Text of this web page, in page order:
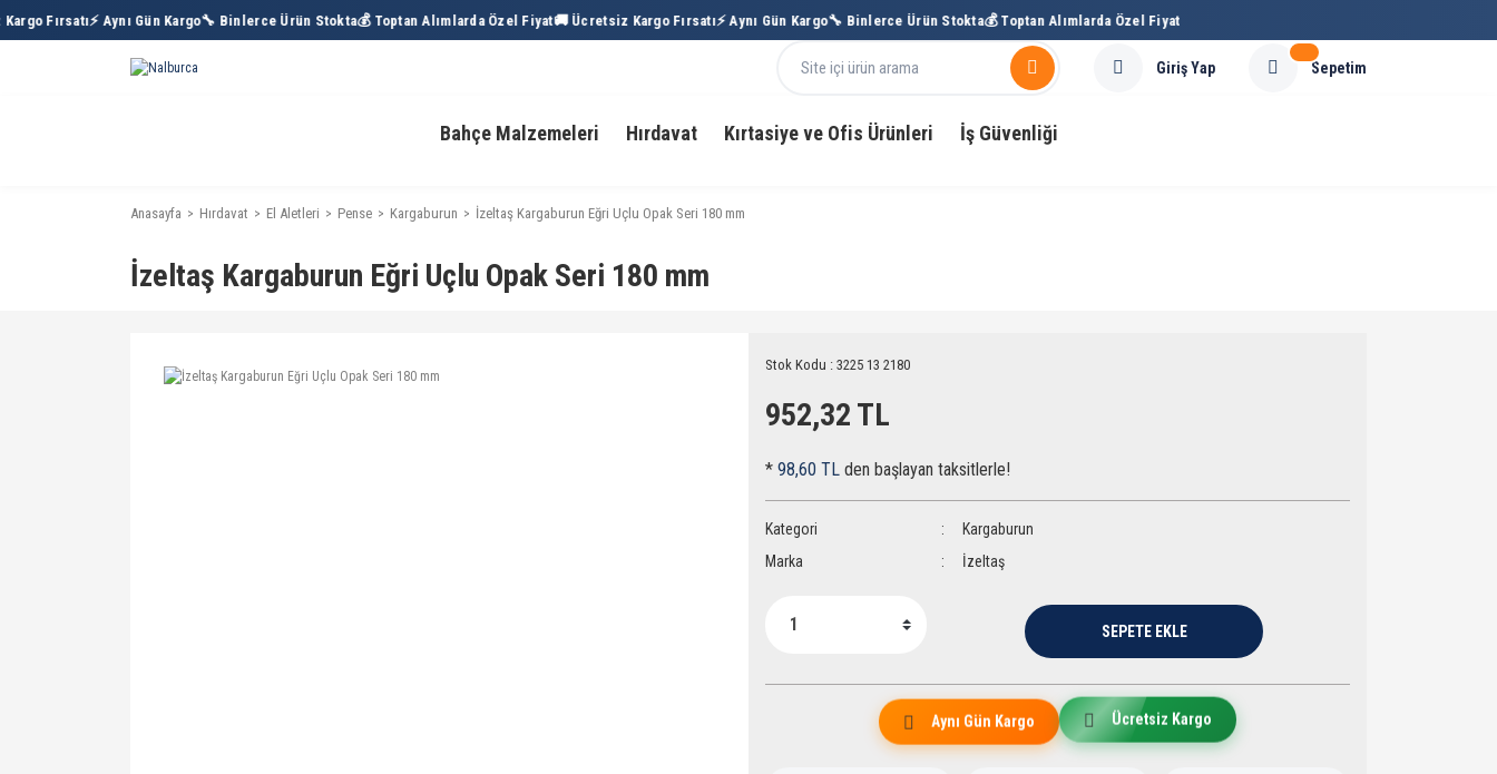
Fırsatı⚡ Aynı Gün Kargo🔧 Binlerce Ürün Stokta💰 Toptan Alımlarda Özel Fiyat🚚 Ücretsiz Kargo Fırsatı⚡ Aynı Gün Kargo🔧 Binlerce Ürün Stokta💰 Toptan Alımlarda Özel Fiyat
Giriş Yap Sepetim
Bahçe Malzemeleri Hırdavat Kırtasiye ve Ofis Ürünleri İş Güvenliği
Anasayfa Hırdavat El Aletleri Pense Kargaburun İzeltaş Kargaburun Eğri Uçlu Opak Seri 180 mm
İzeltaş Kargaburun Eğri Uçlu Opak Seri 180 mm
Stok Kodu : 3225 13 2180
952,32 TL
* 98,60 TL den başlayan taksitlerle!
Kategori
Kargaburun
Marka
İzeltaş
SEPETE EKLE
Aynı Gün Kargo Ücretsiz Kargo